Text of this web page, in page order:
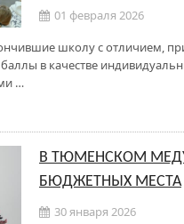
01 февраля 2026
школу с отличием,
в качестве
…
В ТЮМЕНСКОМ
БЮДЖЕТНЫХ МЕСТА
30 января 2026